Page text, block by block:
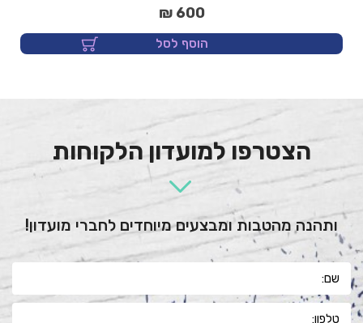
600 ₪
הוסף לסל
הצטרפו למועדון הלקוחות
ותהנה מהטבות ומבצעים מיוחדים לחברי מועדון!